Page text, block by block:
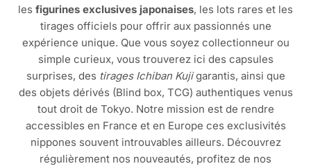
les figurines exclusives japonaises, les lots rares et les
tirages officiels pour offrir aux passionnés une
expérience unique. Que vous soyez collectionneur ou
simple curieux, vous trouverez ici des capsules
surprises, des tirages Ichiban Kujigarantis, ainsi que
des objets dérivés (Blind box, TCG) authentiques venus
tout droit de Tokyo. Notre mission est de rendre
accessibles en France et en Europe ces exclusivités
nippones souvent introuvables ailleurs. Découvrez
régulièrement nos nouveautés, profitez de nos